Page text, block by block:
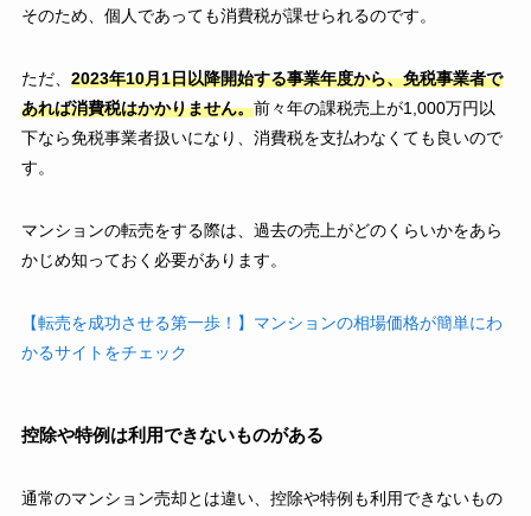
そのため、個人であっても消費税が課せられるのです。
ただ、 2023年10月1日以降開始する事業年度から、免税事業者で
あれば消費税はかかりません。前々年の課税売上が1,000万円以
下なら免税事業者扱いになり、消費税を支払わなくても良いので
す。
マンションの転売をする際は、過去の売上がどのくらいかをあら
かじめ知っておく必要があります。
【転売を成功させる第一歩！】マンションの相場価格が簡単にわ
かるサイトをチェック
控除や特例は利用できないものがある
通常のマンション売却とは違い、控除や特例も利用できないもの